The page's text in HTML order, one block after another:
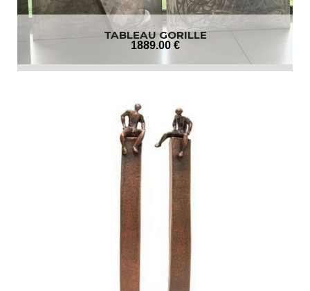
TABLEAU GORILLE
1889.00 €